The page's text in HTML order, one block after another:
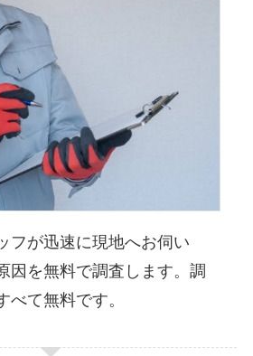
フが迅速に現地へお伺い
因を無料で調査します。調
べて無料です。